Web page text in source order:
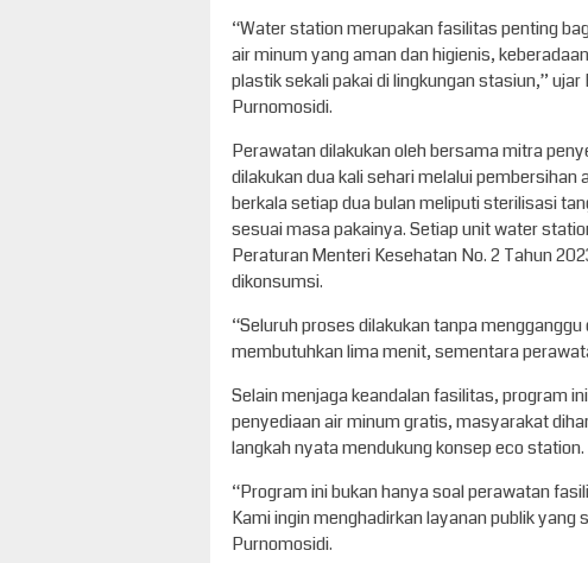
“Water station merupakan fasilitas penting
air minum yang aman dan higienis,
plastik sekali pakai di lingkungan stasiun,”
Purnomosidi.
Perawatan dilakukan oleh bersama mitra
dilakukan dua kali sehari melalui
berkala setiap dua bulan meliputi sterilisasi
sesuai masa pakainya. Setiap unit water
Peraturan Menteri Kesehatan No. 2 Tahun
dikonsumsi.
“Seluruh proses dilakukan tanpa
membutuhkan lima menit, sementara
Selain menjaga keandalan fasilitas, program
penyediaan air minum gratis, masyarakat
langkah nyata mendukung konsep eco station.
“Program ini bukan hanya soal perawatan
Kami ingin menghadirkan layanan publik
Purnomosidi.